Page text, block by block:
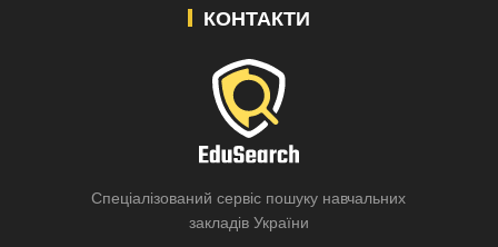
КОНТАКТИ
Спеціалізований сервіс пошуку навчальних
закладів України